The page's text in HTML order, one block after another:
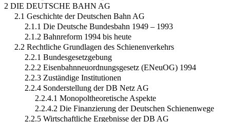
2 DIE DEUTSCHE BAHN AG
2.1 Geschichte der Deutschen Bahn AG
2.1.1 Die Deutsche Bundesbahn 1949 – 1993
2.1.2 Bahnreform 1994 bis heute
2.2 Rechtliche Grundlagen des Schienenverkehrs
2.2.1 Bundesgesetzgebung
2.2.2 Eisenbahnneuordnungsgesetz (ENeuOG) 1994
2.2.3 Zuständige Institutionen
2.2.4 Sonderstellung der DB Netz AG
2.2.4.1 Monopoltheoretische Aspekte
2.2.4.2 Die Finanzierung der Deutschen Schienenwege
2.2.5 Wirtschaftliche Ergebnisse der DB AG